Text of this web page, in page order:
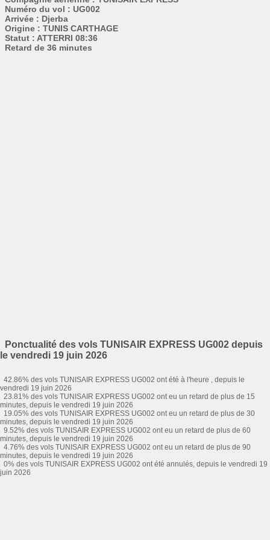
Numéro du vol : UG002
Arrivée : Djerba
Origine : TUNIS CARTHAGE
Statut : ATTERRI 08:36
Retard de 36 minutes
Ponctualité des vols TUNISAIR EXPRESS UG002 depuis
le vendredi 19 juin 2026
42.86% des vols TUNISAIR EXPRESS UG002 ont été à l'heure , depuis le
vendredi 19 juin 2026
23.81% des vols TUNISAIR EXPRESS UG002 ont eu un retard de plus de 15
minutes, depuis le vendredi 19 juin 2026
19.05% des vols TUNISAIR EXPRESS UG002 ont eu un retard de plus de 30
minutes, depuis le vendredi 19 juin 2026
9.52% des vols TUNISAIR EXPRESS UG002 ont eu un retard de plus de 60
minutes, depuis le vendredi 19 juin 2026
4.76% des vols TUNISAIR EXPRESS UG002 ont eu un retard de plus de 90
minutes, depuis le vendredi 19 juin 2026
0% des vols TUNISAIR EXPRESS UG002 ont été annulés, depuis le vendredi 19
juin 2026